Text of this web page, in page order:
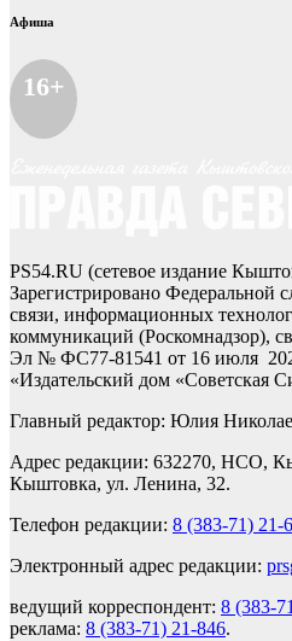
Афиша
16+
PS54.RU (сетевое издание
Зарегистрировано Федеральной
связи, информационных
коммуникаций (Роскомнадзор),
Эл № ФС77-81541 от 16 июля
«Издательский дом «Советская
Главный редактор: Юлия
Адрес редакции: 632270, НСО,
Кыштовка, ул. Ленина, 32.
Телефон редакции: 8 (383-71) 21-
Электронный адрес редакции:
ведущий корреспондент: 8 (383-
реклама: 8 (383-71) 21-846.